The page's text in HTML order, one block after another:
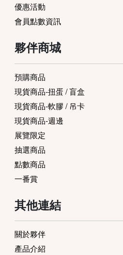
優惠活動
會員點數資訊
夥伴商城
預購商品
現貨商品-扭蛋 / 盲盒
現貨商品-軟膠 / 吊卡
現貨商品-週邊
展覽限定
抽選商品
點數商品
一番賞
其他連結
關於夥伴
產品介紹